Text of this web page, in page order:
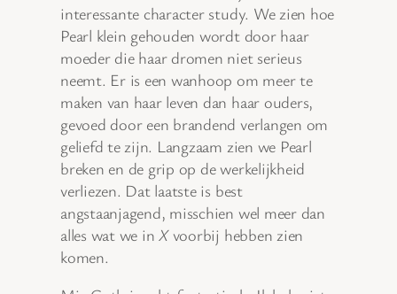
interessante character study. We zien hoe
Pearl klein gehouden wordt door haar
moeder die haar dromen niet serieus
neemt. Er is een wanhoop om meer te
maken van haar leven dan haar ouders,
gevoed door een brandend verlangen om
geliefd te zijn. Langzaam zien we Pearl
breken en de grip op de werkelijkheid
verliezen. Dat laatste is best
angstaanjagend, misschien wel meer dan
alles wat we in Xvoorbij hebben zien
komen.